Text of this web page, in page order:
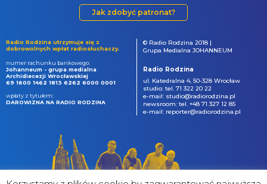
Jak zdobyć patronat?
Radio Rodzina utrzymuje się z
dobrowolnych wpłat radiosłuchaczy.
numer rachunku bankowego:
Johanneum - grupa medialna
Archidiecezji Wrocławskiej
69 1600 1462 1813 6262 6000 0001
wpłaty z tytułem:
DAROWIZNA NA RADIO RODZINA
© Radio Rodzina 2018 |
Grupa Medialna JOHANNEUM
Radio Rodzina
ul. Katedralna 4, 50-328 Wrocław
studio: tel. 71 322 20 22
e-mail: studio@radiorodzina.pl
newsroom: tel. +48 71 327 12 85
e-mail: reporter@radiorodzina.pl